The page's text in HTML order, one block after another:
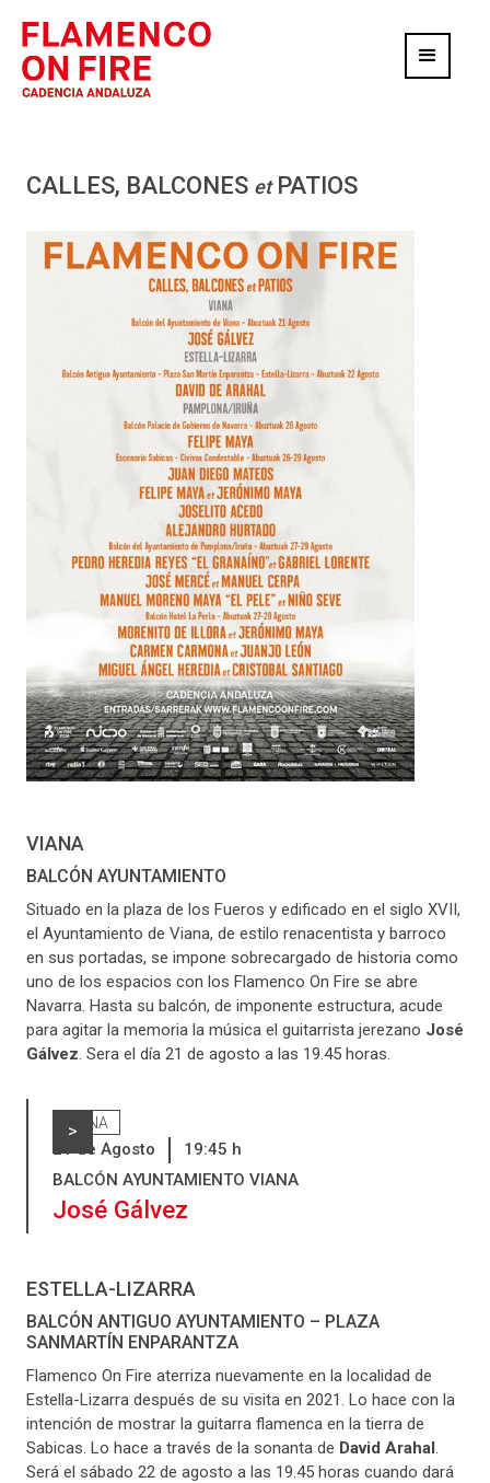
CALLES, BALCONES etPATIOS
VIANA
BALCÓN AYUNTAMIENTO
Situado en la plaza de los Fueros y edificado en el siglo XVII,
el Ayuntamiento de Viana, de estilo renacentista y barroco
en sus portadas, se impone sobrecargado de historia como
uno de los espacios con los Flamenco On Fire se abre
Navarra. Hasta su balcón, de imponente estructura, acude
para agitar la memoria la música el guitarrista jerezano José
Gálvez. Sera el día 21 de agosto a las 19.45 horas.
VIANA
21 de Agosto 19:45 h
BALCÓN AYUNTAMIENTO VIANA
José Gálvez
>
ESTELLA-LIZARRA
BALCÓN ANTIGUO AYUNTAMIENTO – PLAZA
SANMARTÍN ENPARANTZA
Flamenco On Fire aterriza nuevamente en la localidad de
Estella-Lizarra después de su visita en 2021. Lo hace con la
intención de mostrar la guitarra flamenca en la tierra de
Sabicas. Lo hace a través de la sonanta de David Arahal.
Será el sábado 22 de agosto a las 19.45 horas cuando dará